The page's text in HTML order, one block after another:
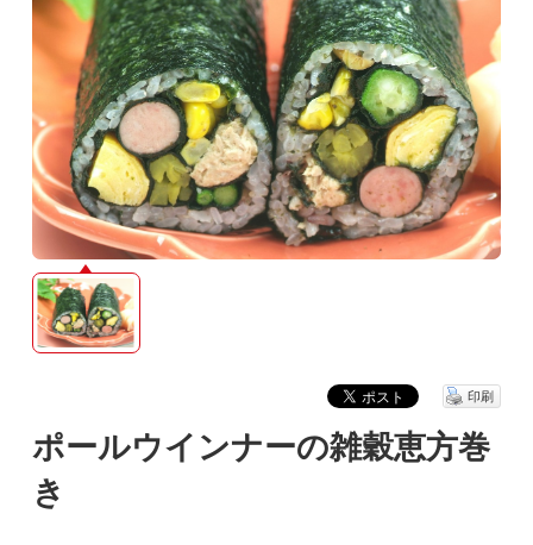
ポールウインナーの雑穀恵方巻
き
印刷